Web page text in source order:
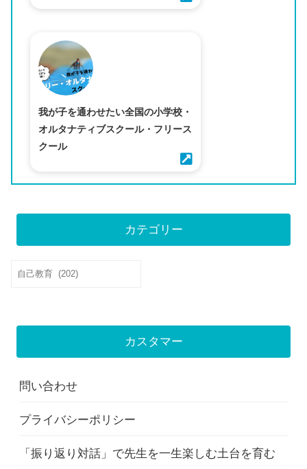
我が子を通わせたい全国の小学校・
オルタナティブスクール・フリース
クール
カテゴリー
テ
リ
カスタマー
問い合わせ
プライバシーポリシー
「振り返り対話」で先生を一生楽しむ土台を育む